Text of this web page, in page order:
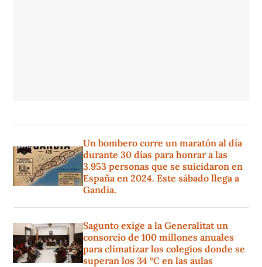
Un bombero corre un maratón al día
durante 30 días para honrar a las
3.953 personas que se suicidaron en
España en 2024. Este sábado llega a
Gandia.
Sagunto exige a la Generalitat un
consorcio de 100 millones anuales
para climatizar los colegios donde se
superan los 34 °C en las aulas